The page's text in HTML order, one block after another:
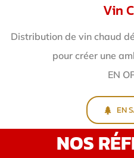
Vin
Distribution de vin chaud
pour créer une
EN
EN
NOS